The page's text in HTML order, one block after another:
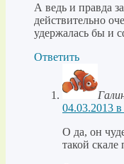
А ведь и правда
действительно
удержалась бы и
Ответить
04.03.2013
О да, он
такой